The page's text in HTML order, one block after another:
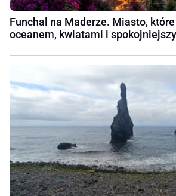
Funchal na Maderze. Miasto,
oceanem, kwiatami i